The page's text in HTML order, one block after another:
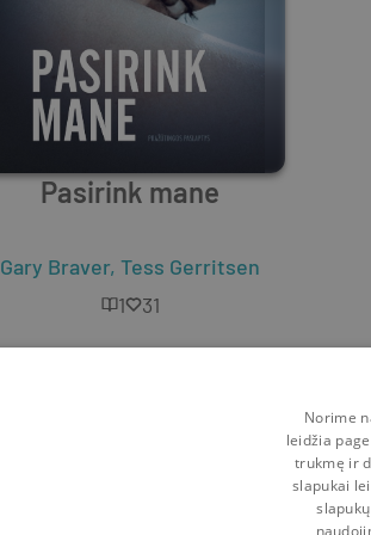
Pasirink mane
Gary Braver, Tess Gerritsen
1
31
Norime
leidžia
trukmę ir
slapukai